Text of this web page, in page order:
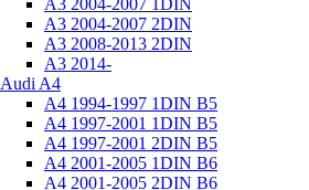
A3 2004-2007 2DIN
A3 2008-2013 2DIN
A3 2014-
Audi A4
A4 1994-1997 1DIN B5
A4 1997-2001 1DIN B5
A4 1997-2001 2DIN B5
A4 2001-2005 1DIN B6
A4 2001-2005 2DIN B6